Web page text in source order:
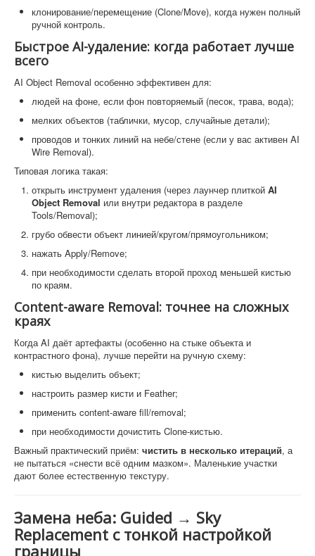
клонирование/перемещение (Clone/Move), когда нужен полный
ручной контроль.
Быстрое AI-удаление: когда работает лучше
всего
AI Object Removal особенно эффективен для:
людей на фоне, если фон повторяемый (песок, трава, вода);
мелких объектов (таблички, мусор, случайные детали);
проводов и тонких линий на небе/стене (если у вас активен AI
Wire Removal).
Типовая логика такая:
открыть инструмент удаления (через лаунчер плиткой AI
Object Removal или внутри редактора в разделе
Tools/Removal);
грубо обвести объект линией/кругом/прямоугольником;
нажать Apply/Remove;
при необходимости сделать второй проход меньшей кистью
по краям.
Content-aware Removal: точнее на сложных
краях
Когда AI даёт артефакты (особенно на стыке объекта и
контрастного фона), лучше перейти на ручную схему:
кистью выделить объект;
настроить размер кисти и Feather;
применить content-aware fill/removal;
при необходимости дочистить Clone-кистью.
Важный практический приём: чистить в несколько итераций, а
не пытаться «снести всё одним мазком». Маленькие участки
дают более естественную текстуру.
Замена неба: Guided → Sky
Replacement с тонкой настройкой
границы